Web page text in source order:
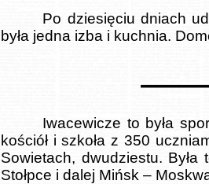
Po dziesięciu dniach
była jedna izba i kuchnia.
Iwacewicze to była
kościół i szkoła z 350
Sowietach, dwudziestu.
Stołpce i dalej Mińsk –